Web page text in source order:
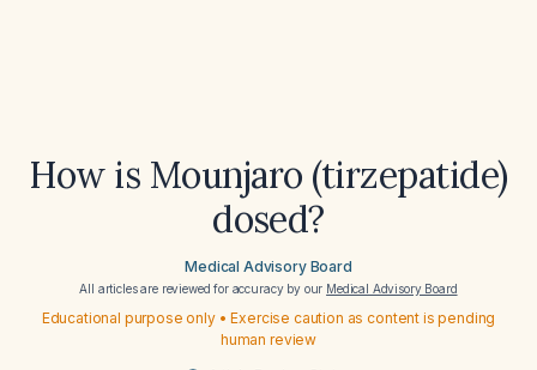
How is Mounjaro (tirzepatide)
dosed?
Medical Advisory Board
All articles are reviewed for accuracy by our Medical Advisory Board
Educational purpose only • Exercise caution as content is pending
human review